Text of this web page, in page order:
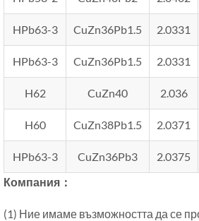
HPb63-3 CuZn36Pb1.5 2.0331
HPb63-3 CuZn36Pb1.5 2.0331
H62 CuZn40 2.036
H60 CuZn38Pb1.5 2.0371
HPb63-3 CuZn36Pb3 2.0375
Компания：
(1) Ние имаме възможността да се